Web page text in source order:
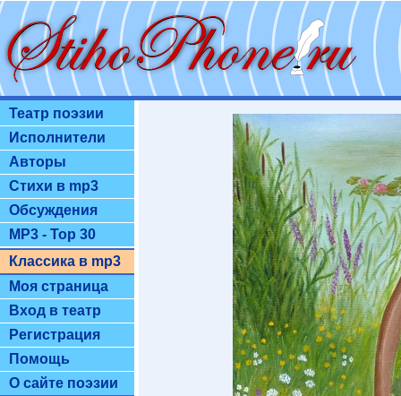
Театр поэзии
Исполнители
Авторы
Стихи в mp3
Обсуждения
MP3 - Top 30
Классика в mp3
Моя страница
Вход в театр
Регистрация
Помощь
О сайте поэзии